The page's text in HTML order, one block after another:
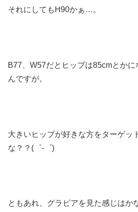
それにしてもH90かぁ…。
B77、W57だとヒップは85cmとか
んですが。
大きいヒップが好きな方をターゲッ
な？？(゜-゜)
ともあれ、グラビアを見た感じはか